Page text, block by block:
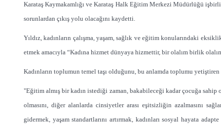
Karataş Kaymakamlığı ve Karataş Halk Eğitim Merkezi Müdürlüğü
sorunlardan çıkış yolu olacağını kaydetti.
Yıldız, kadınların çalışma, yaşam, sağlık ve eğitim konularındaki
etmek amacıyla “Kadına hizmet dünyaya hizmettir, bir olalım birlik
Kadınların toplumun temel taşı olduğunu, bu anlamda toplumu
"Eğitim almış bir kadın istediği zaman, bakabileceği kadar çocuğa
olmasını, diğer alanlarda cinsiyetler arası eşitsizliğin azalmasını
gidermek, yaşam standartlarını artırmak, kadınları sosyal hayata